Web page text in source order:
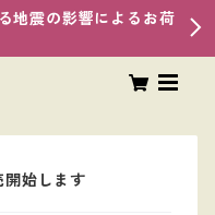
地震の影響によるお荷
始します